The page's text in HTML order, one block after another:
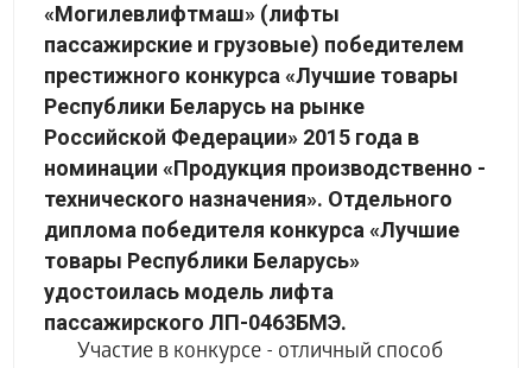
«Могилевлифтмаш» (лифты
пассажирские и грузовые) победителем
престижного конкурса «Лучшие товары
Республики Беларусь на рынке
Российской Федерации» 2015 года в
номинации «Продукция производственно -
технического назначения». Отдельного
диплома победителя конкурса «Лучшие
товары Республики Беларусь»
удостоилась модель лифта
пассажирского ЛП-0463БМЭ.
Участие в конкурсе - отличный способ